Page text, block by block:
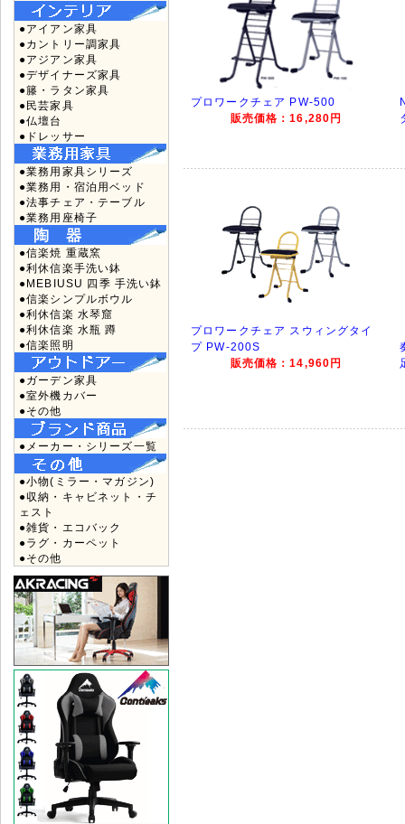
●アイアン家具
●カントリー調家具
●アジアン家具
●デザイナーズ家具
●籐・ラタン家具
●民芸家具
●仏壇台
●ドレッサー
●業務用家具シリーズ
●業務用・宿泊用ベッド
●法事チェア・テーブル
●業務用座椅子
●信楽焼 重蔵窯
●利休信楽手洗い鉢
●MEBIUSU 四季 手洗い鉢
●信楽シンプルボウル
●利休信楽 水琴窟
●利休信楽 水瓶 蹲
●信楽照明
●ガーデン家具
●室外機カバー
●その他
●メーカー・シリーズ一覧
●小物(ミラー・マガジン)
●収納・キャビネット・チ
ェスト
●雑貨・エコバック
●ラグ・カーペット
●その他
プロワークチェア PW-500
販売価格：16,280円
プロワークチェア スウィングタイ
プ PW-200S
販売価格：14,960円